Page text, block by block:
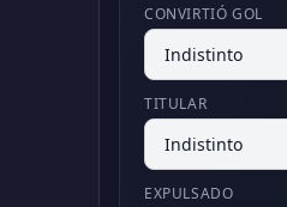
CONVIRTIÓ GOL
TITULAR
EXPULSADO